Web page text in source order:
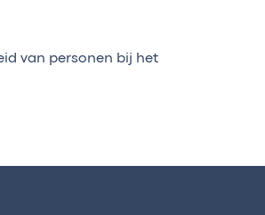
van personen bij het